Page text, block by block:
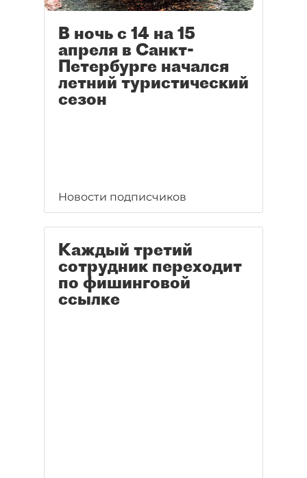
В ночь с 14 на 15
апреля в Санкт-
Петербурге начался
летний туристический
сезон
Новости подписчиков
Каждый третий
сотрудник переходит
по фишинговой
ссылке